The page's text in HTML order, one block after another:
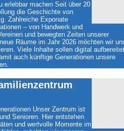
erlebbar machen Seit über 20
die Geschichte von
Zahlreiche Exponate
– von Handwerk und
und bewegten Zeiten unserer
Räume im Jahr 2026 möchten wir
Viele Inhalte sollen digital
auch künftige Generationen unsere
Unser Zentrum ist
Senioren. Hier entstehen
und wertvolle Momente im